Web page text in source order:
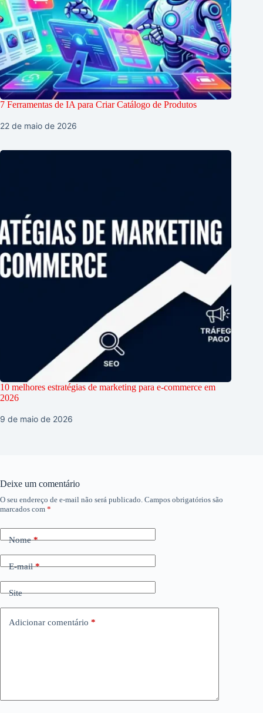
7 Ferramentas de IA para Criar Catálogo de Produtos
22 de maio de 2026
10 melhores estratégias de marketing para e-commerce em
2026
9 de maio de 2026
Deixe um comentário
O seu endereço de e-mail não será publicado. Campos obrigatórios são
marcados com *
Nome*
E-mail*
Site
Adicionar comentário *